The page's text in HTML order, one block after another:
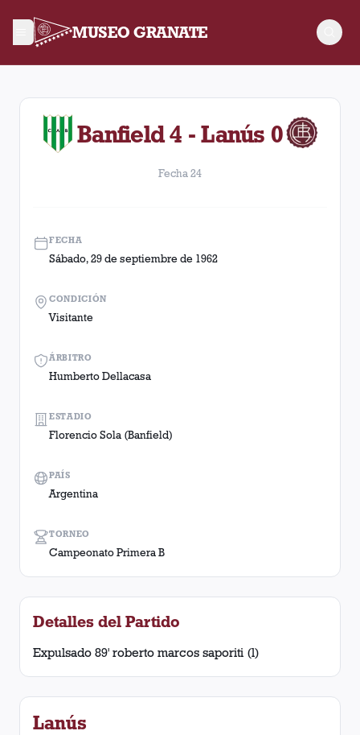
MUSEO GRANATE
Fecha 24. Partido entre Lanús y Banfield disputado el
Banfield 4 - Lanús 0
Fecha 24
FECHA
Sábado, 29 de septiembre de 1962
ÁRBITRO
Humberto Dellacasa
TORNEO
Campeonato Primera B
CONDICIÓN
Visitante
ESTADIO
Florencio Sola (Banfield)
PAÍS
Argentina
Detalles del Partido
Expulsado 89' roberto marcos saporiti (l)
Lanús